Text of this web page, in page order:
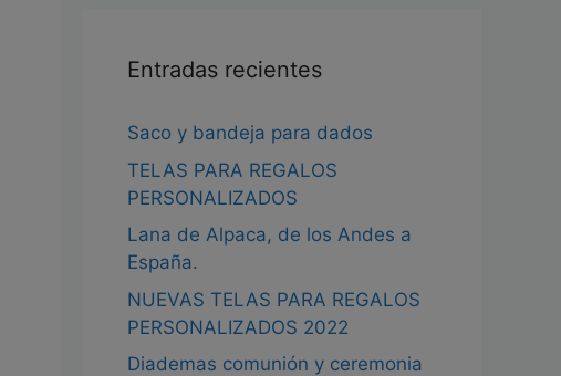
Entradas recientes
Saco y bandeja para dados
TELAS PARA REGALOS
PERSONALIZADOS
Lana de Alpaca, de los Andes a
España.
NUEVAS TELAS PARA REGALOS
PERSONALIZADOS 2022
Diademas comunión y ceremonia